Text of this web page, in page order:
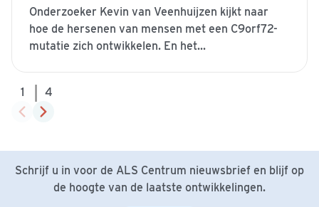
Onderzoeker Kevin van Veenhuijzen kijkt naar
hoe de hersenen van mensen met een C9orf72-
mutatie zich ontwikkelen. En het...
1 4
Schrijf u in voor de ALS Centrum nieuwsbrief en blijf op
de hoogte van de laatste ontwikkelingen.